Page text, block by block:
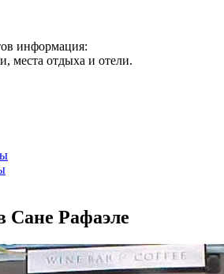
информация:
места отдыха и отели.
Сане Рафаэле